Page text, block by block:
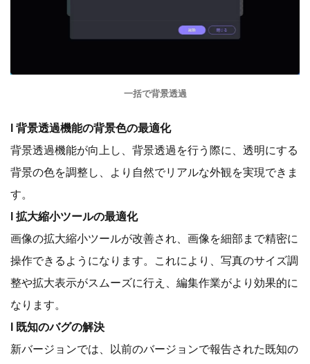
一括で背景透過
l 背景透過機能の背景色の最適化
背景透過機能が向上し、背景透過を行う際に、透明にする
背景の色を調整し、より自然でリアルな外観を実現できま
す。
l 拡大縮小ツールの最適化
画像の拡大縮小ツールが改善され、画像を細部まで精密に
操作できるようになります。これにより、写真のサイズ調
整や拡大表示がスムーズに行え、編集作業がより効果的に
なります。
l 既知のバグの解決
新バージョンでは、以前のバージョンで報告された既知の